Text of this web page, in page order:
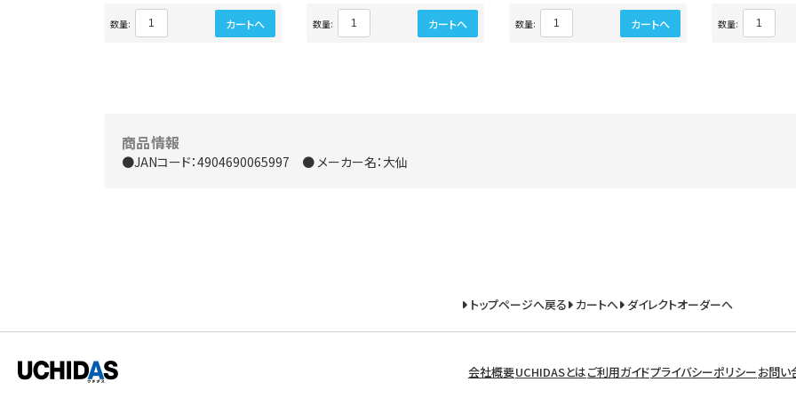
数量: カートへ 数量: カートへ 数量: カートへ 数量:
商品情報
●JANコード：4904690065997 ● メーカー名：大仙
トップページへ戻る カートへ ダイレクトオーダーへ
会社概要UCHIDASとはご利用ガイドプライバシーポリシーお問い